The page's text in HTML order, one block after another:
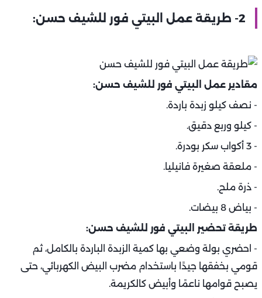
2- طريقة عمل البيتي فور للشيف حسن:
مقادير عمل البيتي فور للشيف حسن:
- نصف كيلو زبدة باردة.
- كيلو وربع دقيق.
- 3 أكواب سكر بودرة.
- ملعقة صغيرة فانيليا.
- ذرة ملح.
- بياض 8 بيضات.
طريقة تحضير البيتي فور للشيف حسن:
- احضري بولة وضعي بها كمية الزبدة الباردة بالكامل، ثم
قومي بخفقها جيدًا باستخدام مضرب البيض الكهربائي، حتى
يصبح قوامها ناعمًا وأبيض كالكريمة.